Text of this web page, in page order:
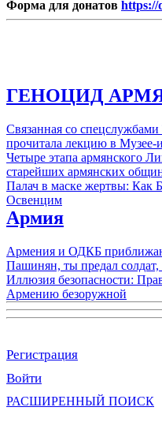
Форма для донатов https://
ГЕНОЦИД
Связанная со
прочитала лекцию в Музее-
Четыре этапа армянского
старейших армянских
Палач в маске жертвы: Как
Освенцим
Армия
Армения и ОДКБ
Пашинян, ты предал
Иллюзия безопасности:
Армению безоружной
Регистрация
Войти
РАСШИРЕННЫЙ ПОИСК